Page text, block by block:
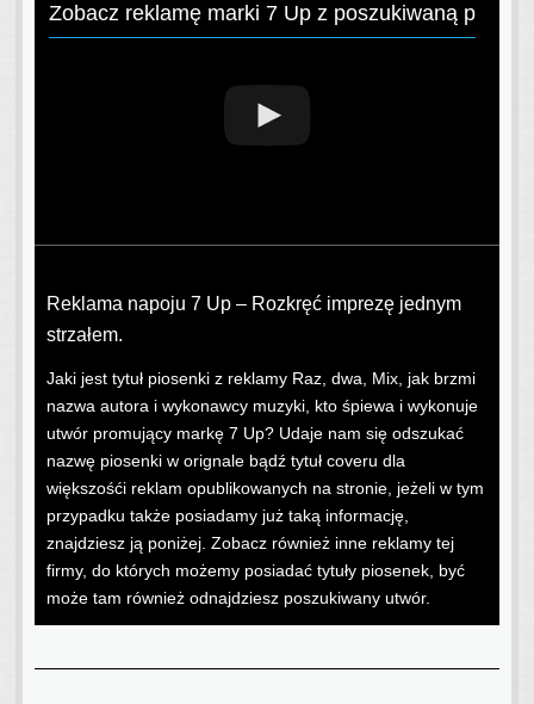
Zobacz reklamę marki 7 Up z poszukiwaną
Reklama napoju 7 Up – Rozkręć imprezę jednym
strzałem.
Jaki jest tytuł piosenki z reklamy Raz, dwa, Mix, jak brzmi
nazwa autora i wykonawcy muzyki, kto śpiewa i wykonuje
utwór promujący markę 7 Up? Udaje nam się odszukać
nazwę piosenki w orignale bądź tytuł coveru dla
większośći reklam opublikowanych na stronie, jeżeli w tym
przypadku także posiadamy już taką informację,
znajdziesz ją poniżej. Zobacz również inne reklamy tej
firmy, do których możemy posiadać tytuły piosenek, być
może tam również odnajdziesz poszukiwany utwór.